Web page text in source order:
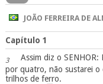
JOÃO FERREIRA DE
Capítulo 1
3
Assim diz o SENHOR:
por quatro, não sustarei o
trilhos de ferro.